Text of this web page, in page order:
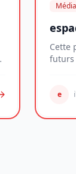
Cette
futurs
e